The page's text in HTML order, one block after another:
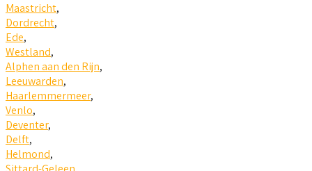
Maastricht,
Dordrecht,
Ede,
Westland,
Alphen aan den Rijn,
Leeuwarden,
Haarlemmermeer,
Venlo,
Deventer,
Delft,
Helmond,